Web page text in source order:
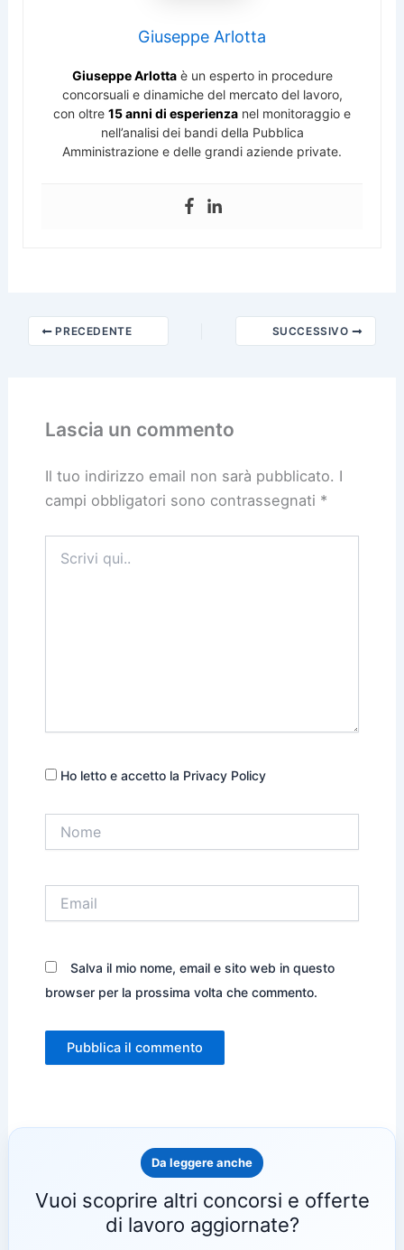
Giuseppe Arlotta
Giuseppe Arlottaè un esperto in procedure
concorsuali e dinamiche del mercato del lavoro,
con oltre 15 anni di esperienza nel monitoraggio e
nell’analisi dei bandi della Pubblica
Amministrazione e delle grandi aziende private.
PRECEDENTE SUCCESSIVO
Lascia un commento
Il tuo indirizzo email non sarà pubblicato. I
campi obbligatori sono contrassegnati *
qui..
Ho letto e accetto la Privacy Policy
Salva il mio nome, email e sito web in questo
browser per la prossima volta che commento.
Da leggere anche
Vuoi scoprire altri concorsi e offerte
di lavoro aggiornate?